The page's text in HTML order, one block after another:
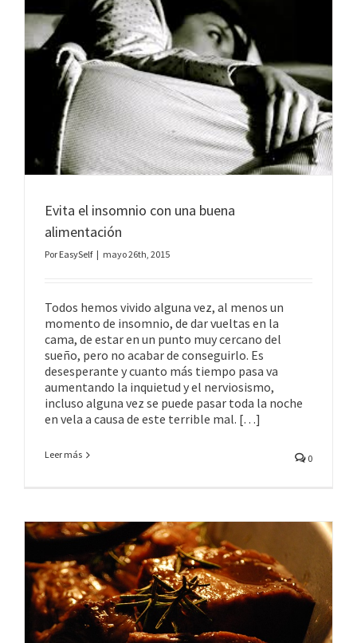
Evita el insomnio con una buena
alimentación
Por EasySelf | mayo 26th, 2015
Todos hemos vivido alguna vez, al menos un
momento de insomnio, de dar vueltas en la
cama, de estar en un punto muy cercano del
sueño, pero no acabar de conseguirlo. Es
desesperante y cuanto más tiempo pasa va
aumentando la inquietud y el nerviosismo,
incluso alguna vez se puede pasar toda la noche
en vela a causa de este terrible mal. […]
Leer más 0